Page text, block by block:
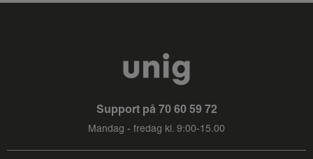
Support på 70 60 59 72
Mandag - fredag kl. 9:00-15.00